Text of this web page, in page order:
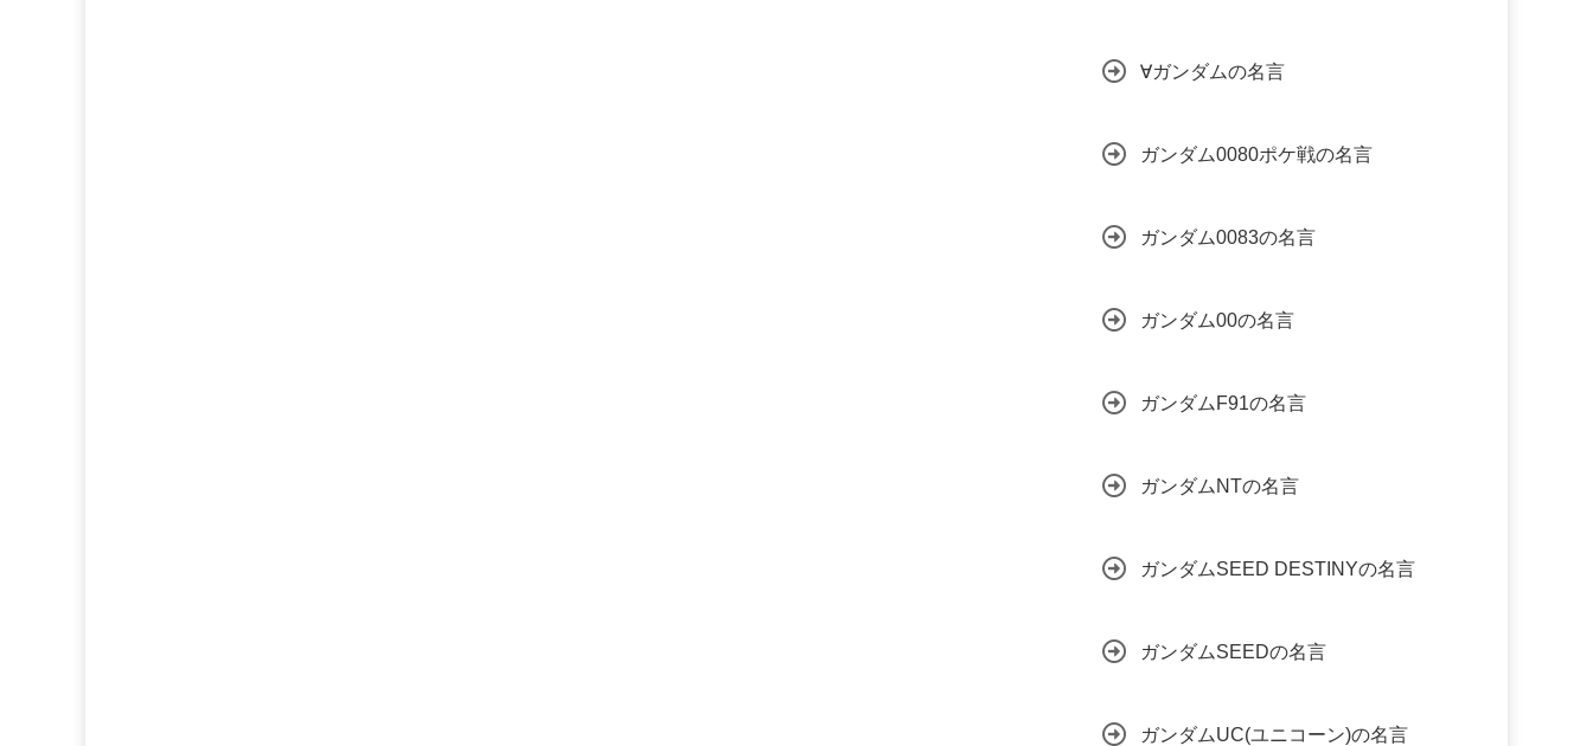
∀ガンダムの名言
ガンダム0080ポケ戦の名言
ガンダム0083の名言
ガンダム00の名言
ガンダムF91の名言
ガンダムNTの名言
ガンダムSEED DESTINYの名言
ガンダムSEEDの名言
ガンダムUC(ユニコーン)の名言